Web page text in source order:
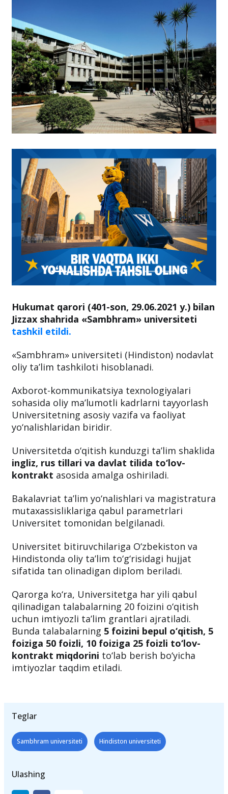
Hukumat qarori (401-son, 29.06.2021 y.) bilan
Jizzax shahrida «Sambhram» universiteti
tashkil etildi.
«Sambhram» universiteti (Hindiston) nodavlat
oliy ta’lim tashkiloti hisoblanadi.
Axborot-kommunikatsiya texnologiyalari
sohasida oliy ma’lumotli kadrlarni tayyorlash
Universitetning asosiy vazifa va faoliyat
yo‘nalishlaridan biridir.
Universitetda o‘qitish kunduzgi ta’lim shaklida
ingliz, rus tillari va davlat tilida to‘lov-
kontrakt asosida amalga oshiriladi.
Bakalavriat ta’lim yo‘nalishlari va magistratura
mutaxassisliklariga qabul parametrlari
Universitet tomonidan belgilanadi.
Universitet bitiruvchilariga O‘zbekiston va
Hindistonda oliy ta’lim to‘g‘risidagi hujjat
sifatida tan olinadigan diplom beriladi.
Qarorga ko‘ra, Universitetga har yili qabul
qilinadigan talabalarning 20 foizini o‘qitish
uchun imtiyozli ta’lim grantlari ajratiladi.
Bunda talabalarning 5 foizini bepul o‘qitish, 5
foiziga 50 foizli, 10 foiziga 25 foizli to‘lov-
kontrakt miqdorini to‘lab berish bo‘yicha
imtiyozlar taqdim etiladi.
Teglar
Sambhram universiteti Hindiston universiteti
Ulashing